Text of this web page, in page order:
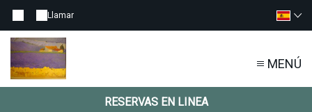
Llamar
MENÚ
RESERVAS EN LINEA